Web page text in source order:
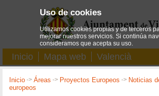
Inicio Mapa web Valencià
Inicio ->Áreas -> Proyectos Europeos -> Noticias
europeos
Uso de cookies
Utilizamos cookies propias y de terceros
mejorar nuestros servicios. Si continúa
consideramos que acepta su uso.